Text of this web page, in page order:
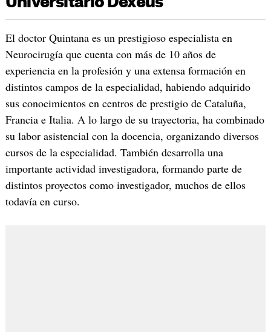
El doctor Quintana es un prestigioso especialista en
Neurocirugía que cuenta con más de 10 años de
experiencia en la profesión y una extensa formación en
distintos campos de la especialidad, habiendo adquirido
sus conocimientos en centros de prestigio de Cataluña,
Francia e Italia. A lo largo de su trayectoria, ha combinado
su labor asistencial con la docencia, organizando diversos
cursos de la especialidad. También desarrolla una
importante actividad investigadora, formando parte de
distintos proyectos como investigador, muchos de ellos
todavía en curso.